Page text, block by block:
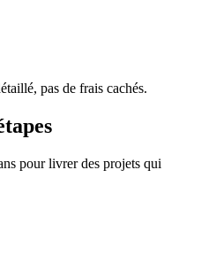
pas de frais cachés.
pour livrer des projets qui